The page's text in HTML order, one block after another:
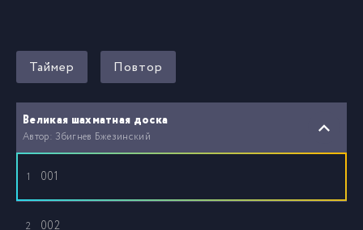
Таймер Повтор
Великая шахматная доска
Автор: Збигнев Бжезинский
1 001
2 002